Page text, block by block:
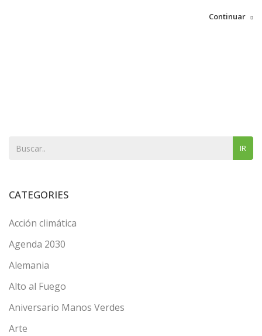
Continuar
IR
CATEGORIES
Acción climática
Agenda 2030
Alemania
Alto al Fuego
Aniversario Manos Verdes
Arte